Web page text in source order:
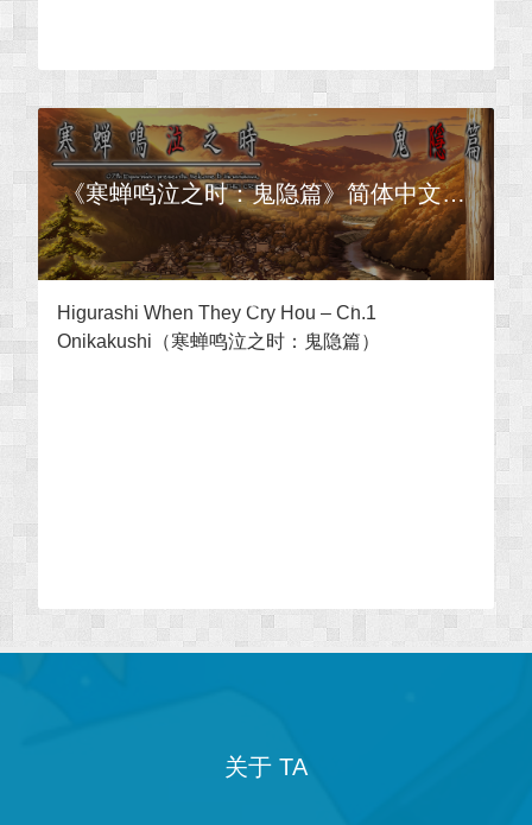
《寒蝉鸣泣之时：鬼隐篇》简体中文汉化补丁
Higurashi When They Cry Hou – Ch.1
Onikakushi（寒蝉鸣泣之时：鬼隐篇）
关于 TA